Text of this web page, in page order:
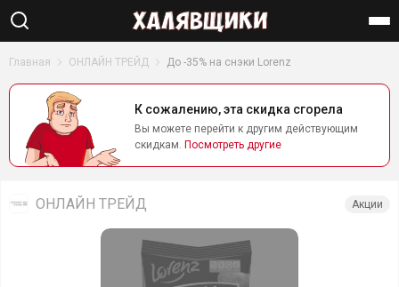
Главная ОНЛАЙН ТРЕЙД До -35% на снэки Lorenz
К сожалению, эта скидка сгорела
Вы можете перейти к другим действующим
скидкам. Посмотреть другие
ОНЛАЙН ТРЕЙД Акции